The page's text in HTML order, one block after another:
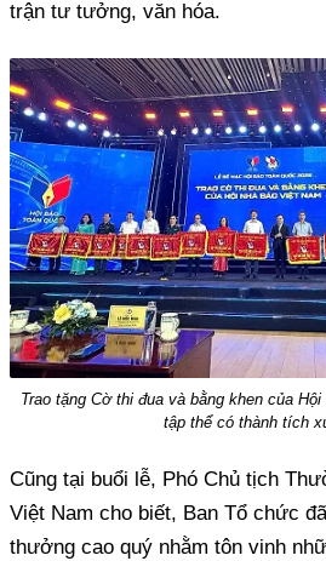
trận tư tưởng, văn hóa.
Trao tặng Cờ thi đua và bằng khen của
tập thể có thành tích
Cũng tại buổi lễ, Phó Chủ tịch
Việt Nam cho biết, Ban Tổ chức
thưởng cao quý nhằm tôn vinh